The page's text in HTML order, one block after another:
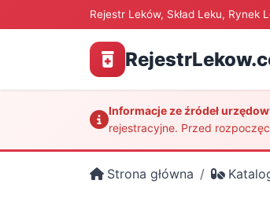
Rejestr Leków, Skład Leku, Rynek
Informacje ze źródeł
rejestracyjne. Przed
Strona główna